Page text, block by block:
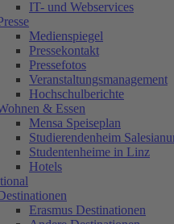
IT- und Webservices
Medienspiegel
Pressekontakt
Pressefotos
Veranstaltungsmanagement
Hochschulberichte
& Essen
Mensa Speiseplan
Studierendenheim
Studentenheime in Linz
Hotels
Erasmus Destinationen